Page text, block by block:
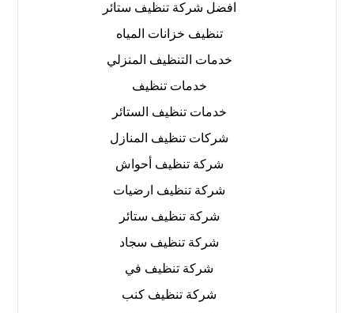
افضل شركة تنظيف ستائر
تنظيف خزانات المياه
خدمات التنظيف المنزلي
خدمات تنظيف
خدمات تنظيف الستائر
شركات تنظيف المنازل
شركة تنظيف أحواش
شركة تنظيف ارضيات
شركة تنظيف ستائر
شركة تنظيف سجاد
شركة تنظيف في
شركة تنظيف كنب